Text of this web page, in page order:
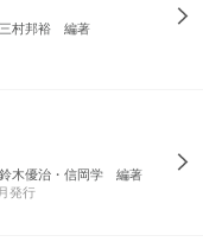
村邦裕 編著
木優治・信岡学 編著
発行